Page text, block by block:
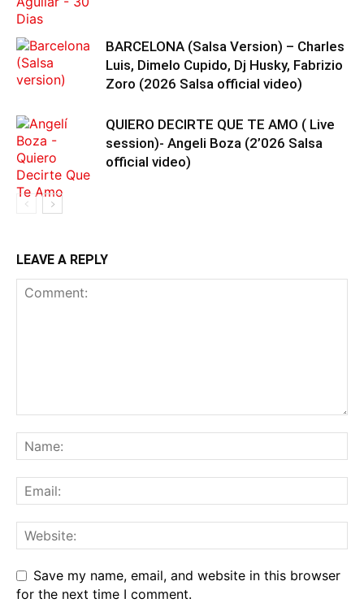
BARCELONA (Salsa Version) – Charles
Luis, Dimelo Cupido, Dj Husky, Fabrizio
Zoro (2026 Salsa official video)
QUIERO DECIRTE QUE TE AMO ( Live
session)- Angeli Boza (2’026 Salsa
official video)
LEAVE A REPLY
Save my name, email, and website in this browser
for the next time I comment.